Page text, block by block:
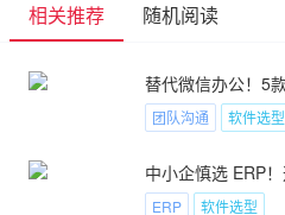
相关推荐 随机阅读
团队沟通 软件选型
ERP 软件选型